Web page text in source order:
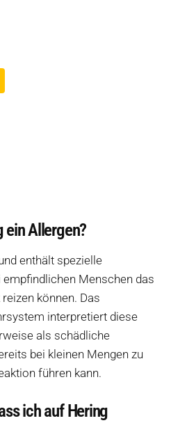
ein Allergen?
enthält spezielle
Menschen das
können. Das
interpretiert diese
als schädliche
bei kleinen Mengen zu
führen kann.
ich auf Hering
ohne Hering
Allergen?
Tour
Diese Seite teilen